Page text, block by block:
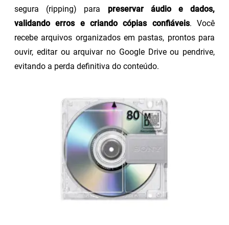
segura (ripping) para preservar áudio e dados,
validando erros e criando cópias confiáveis. Você
recebe arquivos organizados em pastas, prontos para
ouvir, editar ou arquivar no Google Drive ou pendrive,
evitando a perda definitiva do conteúdo.